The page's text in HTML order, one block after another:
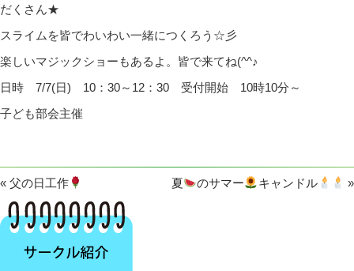
だくさん★
スライムを皆でわいわい一緒につくろう☆彡
楽しいマジックショーもあるよ。皆で来てね(^^♪
日時 7/7(日) 10：30～12：30 受付開始 10時10分～
子ども部会主催
« 父の日工作 夏 のサマー キャンドル »